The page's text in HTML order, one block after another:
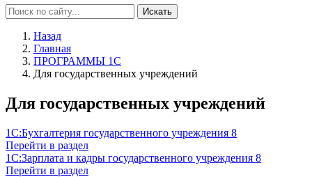
Искать
Назад
Главная
ПРОГРАММЫ 1С
Для государственных учреждений
Для государственных учреждений
1С:Бухгалтерия государственного учреждения 8
Перейти в раздел
1С:Зарплата и кадры государственного учреждения 8
Перейти в раздел